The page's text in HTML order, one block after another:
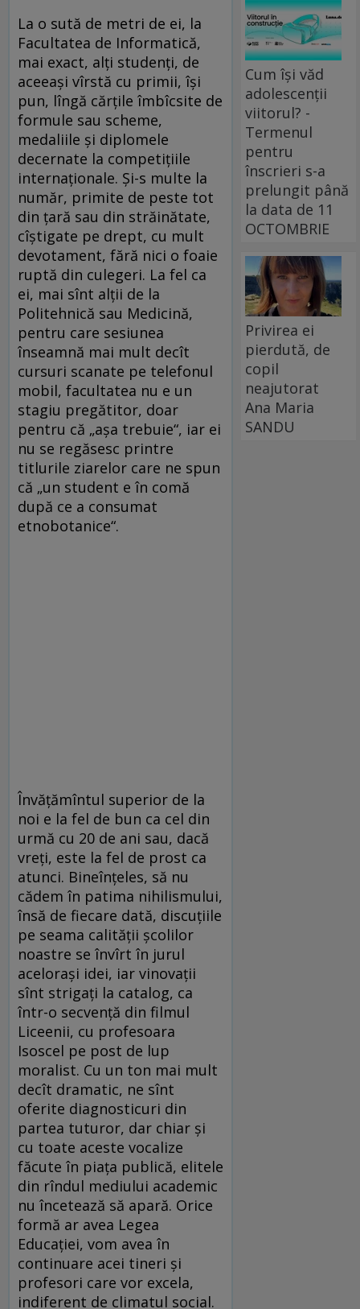
La o sută de metri de ei, la
Facultatea de Informatică,
mai exact, alţi studenţi, de
aceeaşi vîrstă cu primii, îşi
pun, lîngă cărţile îmbîcsite de
formule sau scheme,
medaliile şi diplomele
decernate la competiţiile
internaţionale. Şi-s multe la
număr, primite de peste tot
din ţară sau din străinătate,
cîştigate pe drept, cu mult
devotament, fără nici o foaie
ruptă din culegeri. La fel ca
ei, mai sînt alţii de la
Politehnică sau Medicină,
pentru care sesiunea
înseamnă mai mult decît
cursuri scanate pe telefonul
mobil, facultatea nu e un
stagiu pregătitor, doar
pentru că „aşa trebuie“, iar ei
nu se regăsesc printre
titlurile ziarelor care ne spun
că „un student e în comă
după ce a consumat
etnobotanice“.
Învăţămîntul superior de la
noi e la fel de bun ca cel din
urmă cu 20 de ani sau, dacă
vreţi, este la fel de prost ca
atunci. Bineînţeles, să nu
cădem în patima nihilismului,
însă de fiecare dată, discuţiile
pe seama calităţii şcolilor
noastre se învîrt în jurul
aceloraşi idei, iar vinovaţii
sînt strigaţi la catalog, ca
într-o secvenţă din filmul
Liceenii, cu profesoara
Isoscel pe post de lup
moralist. Cu un ton mai mult
decît dramatic, ne sînt
oferite diagnosticuri din
partea tuturor, dar chiar şi
cu toate aceste vocalize
făcute în piaţa publică, elitele
din rîndul mediului academic
nu încetează să apară. Orice
formă ar avea Legea
Educaţiei, vom avea în
continuare acei tineri şi
profesori care vor excela,
indiferent de climatul social.
Cum își văd
adolescenții
viitorul? -
Termenul
pentru
înscrieri s-a
prelungit până
la data de 11
OCTOMBRIE
Privirea ei
pierdută, de
copil
neajutorat
Ana Maria
SANDU